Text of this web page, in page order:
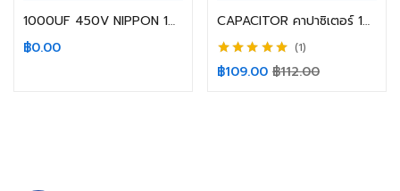
1000UF 450V NIPPON 105C 4ขา SIZE: 35X80MM.
฿0.00
CAPACITOR คาปาซิเตอร์ 10000UF 100V ELNA GOLD SIZE 35X60MM. ขาเขี้ยว
ให้คะแนน
5.00
ตั้งแต่ 1-5
1
฿109.00 ฿112.00